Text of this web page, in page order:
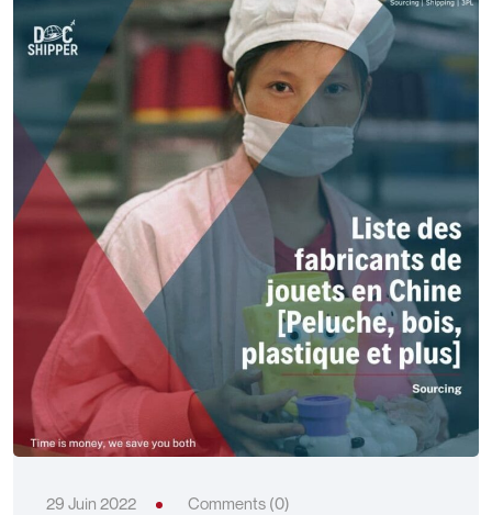
29 Juin 2022 Comments (0)